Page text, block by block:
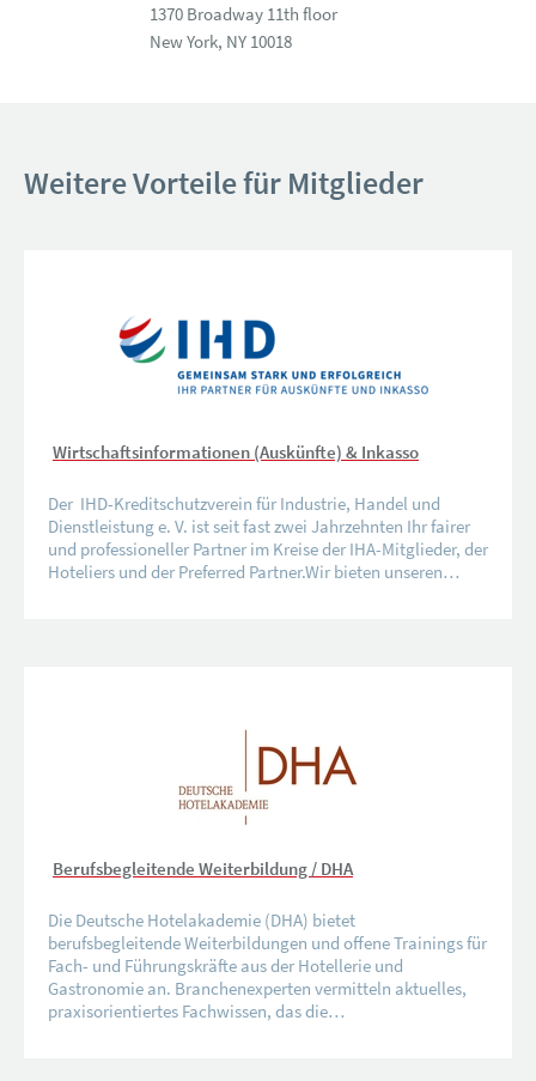
1370 Broadway 11th floor
New York, NY 10018
Weitere Vorteile für Mitglieder
Wirtschaftsinformationen (Auskünfte) & Inkasso
Der IHD-Kreditschutzverein für Industrie, Handel und
Dienstleistung e. V. ist seit fast zwei Jahrzehnten Ihr fairer
und professioneller Partner im Kreise der IHA-Mitglieder, der
Hoteliers und der Preferred Partner.Wir bieten unseren…
Berufsbegleitende Weiterbildung / DHA
Die Deutsche Hotelakademie (DHA) bietet
berufsbegleitende Weiterbildungen und offene Trainings für
Fach- und Führungskräfte aus der Hotellerie und
Gastronomie an. Branchenexperten vermitteln aktuelles,
praxisorientiertes Fachwissen, das die…